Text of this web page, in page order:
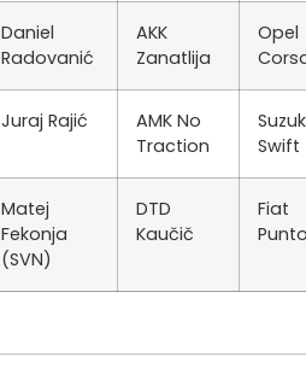
Daniel
Radovanić
AKK
Zanatlija
Opel
Juraj Rajić
AMK No
Traction
Swift
Matej
Fekonja
(SVN)
DTD
Kaučič
Fiat